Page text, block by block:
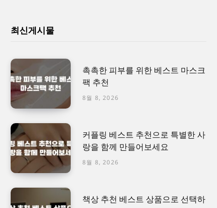
최신게시물
촉촉한 피부를 위한 베스트 마스크
팩 추천
8월 8, 2026
커플링 베스트 추천으로 특별한 사
랑을 함께 만들어보세요
8월 8, 2026
책상 추천 베스트 상품으로 선택하